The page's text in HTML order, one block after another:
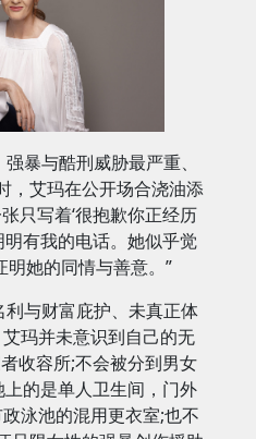
暴与酷刑威胁最严重、
，艾玛在公开场合浇油添
只写着‘很抱歉你正经历
明有我的电话。她似乎觉
她的同情与善意。”
利与财富庇护、未真正体
玛并未意识到自己的无
收容所;不会被分到男女
的是单人卫生间，门外
泳池的混用更衣室;也不